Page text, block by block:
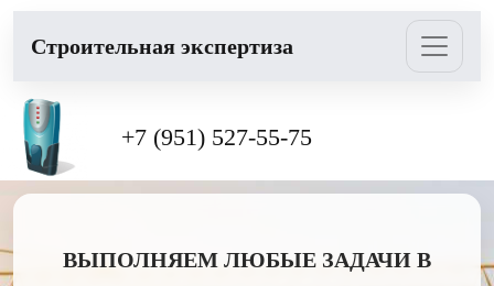
Cтроительная экспертиза
+7 (951) 527-55-75
ВЫПОЛНЯЕМ ЛЮБЫЕ ЗАДАЧИ В